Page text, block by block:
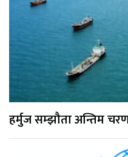
हर्मुज सम्झौता अन्तिम